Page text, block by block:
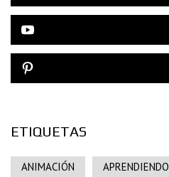
ETIQUETAS
ANIMACIÓN APRENDIENDO